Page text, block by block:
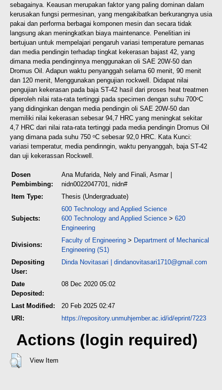
sebagainya. Keausan merupakan faktor yang paling dominan dalam
kerusakan fungsi permesinan, yang mengakibatkan berkurangnya usia
pakai dan performa berbagai komponen mesin dan secara tidak
langsung akan meningkatkan biaya maintenance. Penelitian ini
bertujuan untuk mempelajari pengaruh variasi temperature pemanas
dan media pendingin terhadap tingkat kekerasan bajast 42, yang
dimana media pendinginnya menggunakan oli SAE 20W-50 dan
Dromus Oil. Adapun waktu penyanggah selama 60 menit, 90 menit
dan 120 menit, Menggunakan pengujian rockwell. Didapat nilai
pengujian kekerasan pada baja ST-42 hasil dari proses heat treatmen
diperoleh nilai rata-rata tertinggi pada specimen dengan suhu 700ᵒC
yang didinginkan dengan media pendingin oli SAE 20W-50 dan
memiliki nilai kekerasan sebesar 94,7 HRC yang meningkat sekitar
4,7 HRC dari nilai rata-rata tertinggi pada media pendingin Dromus Oil
yang dimana pada suhu 750 ᵒC sebesar 92,0 HRC. Kata Kunci:
variasi temperatur, media pendinngin, waktu penyanggah, baja ST-42
dan uji kekerassan Rockwell.
Dosen
Pembimbing:
Ana Mufarida, Nely and Finali, Asmar|
nidn0022047701, nidn#
Item Type:
Thesis (Undergraduate)
Subjects:
600 Technology and Applied Science
600 Technology and Applied Science > 620
Engineering
Divisions:
Faculty of Engineering > Department of Mechanical
Engineering (S1)
Depositing
User:
Dinda Novitasari | dindanovitasari1710@gmail.com
Date
Deposited:
08 Dec 2020 05:02
Last Modified:
20 Feb 2025 02:47
URI:
https://repository.unmuhjember.ac.id/id/eprint/7223
Actions (login required)
View Item